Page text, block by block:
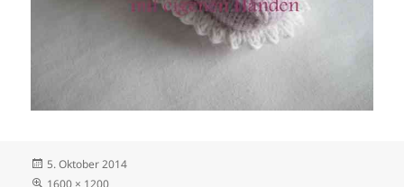
Veröffentlicht
am
5. Oktober 2014
Volle